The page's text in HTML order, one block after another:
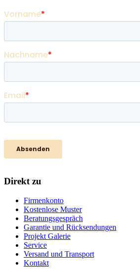
Direkt zu
Firmenkonto
Kostenlose Muster
Beratungsgespräch
Garantie und Rücksendungen
Projekt Galerie
Service
Versand und Transport
Kontakt